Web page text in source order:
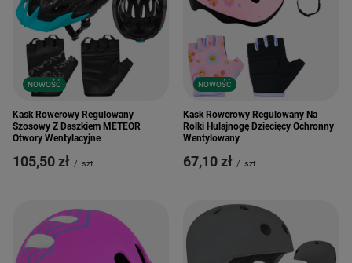
NOWOŚĆ
Kask Rowerowy Regulowany
Szosowy Z Daszkiem METEOR
Otwory Wentylacyjne
105,50 zł / szt.
NOWOŚĆ
Kask Rowerowy Regulowany Na
Rolki Hulajnogę Dziecięcy Ochronny
Wentylowany
67,10 zł / szt.